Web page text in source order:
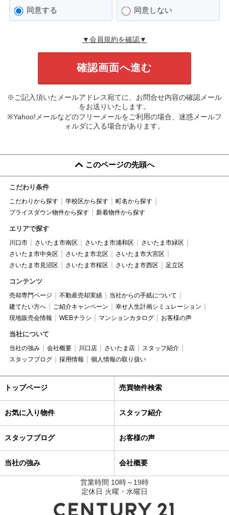
同意する 同意しない
▼会員規約を確認▼
※ご記入頂いたメールアドレス宛てに、お問合せ内容の確認メール
をお送りいたします。
※Yahoo!メールなどのフリーメールをご利用の場合、迷惑メールフ
ォルダに入る場合があります。
このページの先頭へ
こだわり条件
こだわりから探す 学校区から探す
町名から探す
プライスダウン物件から探す
新着物件から探す
エリアで探す
川口市 さいたま市南区 さいたま市浦和区
さいたま市緑区
さいたま市中央区
さいたま市北区
さいたま市大宮区
さいたま市見沼区
さいたま市桜区 さいたま市西区 足立区
コンテンツ
売却専門ページ 不動産売却実績
当社からの手紙について
建てたい方へ
ご紹介キャンペーン
幸せ人生計画シミュレーション
現地販売会情報
WEBチラシ マンションカタログ お客様の声
当社について
当社の強み 会社概要 川口店 さいたま店
スタッフ紹介
スタッフブログ
採用情報 個人情報の取り扱い
トップページ 売買物件検索
お気に入り物件 スタッフ紹介
スタッフブログ お客様の声
当社の強み 会社概要
営業時間 10時～19時
定休日 火曜・水曜日